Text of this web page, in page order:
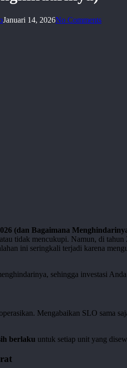
Januari 14, 2026No Comments
(dan Bagaimana
tidak mencukupi. Namun, di
ini seringkali terjadi karena
sehingga investasi
Mengabaikan SLO sama
berlaku untuk setiap unit yang